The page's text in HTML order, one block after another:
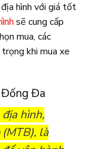
hình với giá tốt
sẽ cung cấp
mua, các
khi mua xe
Đống Đa
hình,
(MTB), là